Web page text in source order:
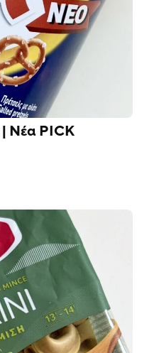
PICK